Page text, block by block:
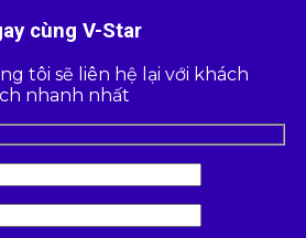
cùng V-Star
tôi sẽ liên hệ lại với khách
nhanh nhất